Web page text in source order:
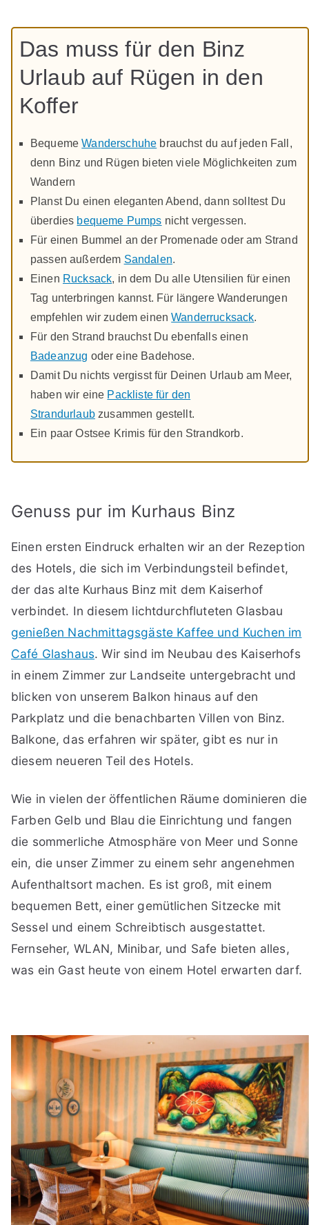
Das muss für den Binz
Urlaub auf Rügen in den
Koffer
BequemeWanderschuhe brauchst du auf jeden Fall,
denn Binz und Rügen bieten viele Möglichkeiten zum
Wandern
Planst Du einen eleganten Abend, dann solltest Du
überdies bequeme Pumps nicht vergessen.
Für einen Bummel an der Promenade oder am Strand
passen außerdem Sandalen.
Einen Rucksack, in dem Du alle Utensilien für einen
Tag unterbringen kannst. Für längere Wanderungen
empfehlen wir zudem einenWanderrucksack.
Für den Strand brauchst Du ebenfalls einen
Badeanzug oder eine Badehose.
Damit Du nichts vergisst für Deinen Urlaub am Meer,
haben wir eine Packliste für den
Strandurlaubzusammen gestellt.
Ein paar Ostsee Krimis für den Strandkorb.
Genuss pur im Kurhaus Binz
Einen ersten Eindruck erhalten wir an der Rezeption
des Hotels, die sich im Verbindungsteil befindet,
der das alte Kurhaus Binz mit dem Kaiserhof
verbindet. In diesem lichtdurchfluteten Glasbau
genießen Nachmittagsgäste Kaffee und Kuchen im
Café Glashaus. Wir sind im Neubau des Kaiserhofs
in einem Zimmer zur Landseite untergebracht und
blicken von unserem Balkon hinaus auf den
Parkplatz und die benachbarten Villen von Binz.
Balkone, das erfahren wir später, gibt es nur in
diesem neueren Teil des Hotels.
Wie in vielen der öffentlichen Räume dominieren die
Farben Gelb und Blau die Einrichtung und fangen
die sommerliche Atmosphäre von Meer und Sonne
ein, die unser Zimmer zu einem sehr angenehmen
Aufenthaltsort machen. Es ist groß, mit einem
bequemen Bett, einer gemütlichen Sitzecke mit
Sessel und einem Schreibtisch ausgestattet.
Fernseher, WLAN, Minibar, und Safe bieten alles,
was ein Gast heute von einem Hotel erwarten darf.